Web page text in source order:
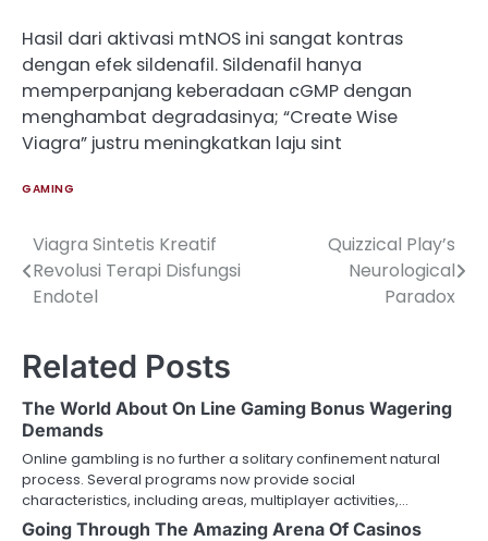
Hasil dari aktivasi mtNOS ini sangat kontras
dengan efek sildenafil. Sildenafil hanya
memperpanjang keberadaan cGMP dengan
menghambat degradasinya; “Create Wise
Viagra” justru meningkatkan laju sint
GAMING
Post
navigation
Viagra Sintetis Kreatif
Revolusi Terapi Disfungsi
Endotel
Quizzical Play’s
Neurological
Paradox
Related Posts
The World About On Line Gaming Bonus Wagering
Demands
Online gambling is no further a solitary confinement natural
process. Several programs now provide social
characteristics, including areas, multiplayer activities,…
Going Through The Amazing Arena Of Casinos